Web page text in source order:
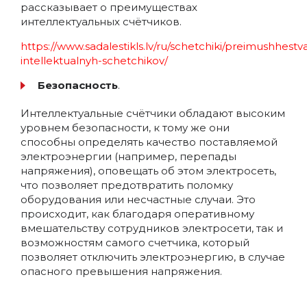
рассказывает о преимуществах
интеллектуальных счётчиков.
https://www.sadalestikls.lv/ru/schetchiki/
intellektualnyh-schetchikov/
Безопасность.
Интеллектуальные счётчики обладают высоким
уровнем безопасности, к тому же они
способны определять качество поставляемой
электроэнергии (например, перепады
напряжения), оповещать об этом электросеть,
что позволяет предотвратить поломку
оборудования или несчастные случаи. Это
происходит, как благодаря оперативному
вмешательству сотрудников электросети, так и
возможностям самого счетчика, который
позволяет отключить электроэнергию, в случае
опасного превышения напряжения.